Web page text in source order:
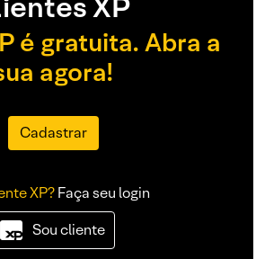
é gratuita. Abra a
agora!
Cadastrar
XP?Faça seu login
Sou cliente